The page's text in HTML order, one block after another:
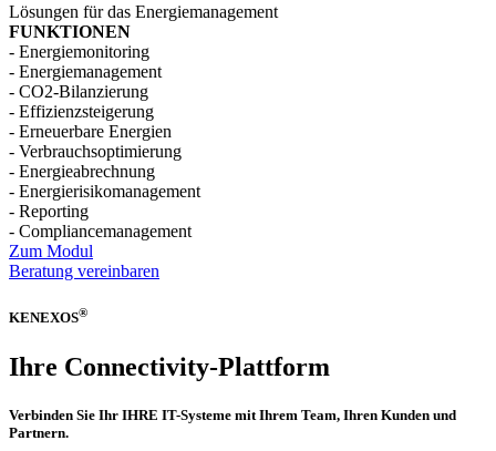
Lösungen für das Energiemanagement
FUNKTIONEN
- Energie­monitoring
- Energie­management
- CO2-Bilanzierung
- Effizienz­steigerung
- Erneuerbare Energien
- Verbrauchs­optimierung
- Energie­abrechnung
- Energie­risiko­management
- Reporting
- Compliance­management
Zum Modul
Beratung vereinbaren
KENEXOS®
Ihre Connectivity-Plattform
Verbinden Sie Ihr IHRE IT-Systeme mit Ihrem Team, Ihren Kunden und
Partnern.